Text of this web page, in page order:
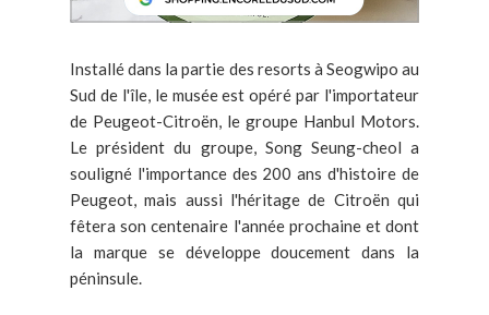
Installé dans la partie des resorts à Seogwipo au
Sud de l'île, le musée est opéré par l'importateur
de Peugeot-Citroën, le groupe Hanbul Motors.
Le président du groupe, Song Seung-cheol a
souligné l'importance des 200 ans d'histoire de
Peugeot, mais aussi l'héritage de Citroën qui
fêtera son centenaire l'année prochaine et dont
la marque se développe doucement dans la
péninsule.